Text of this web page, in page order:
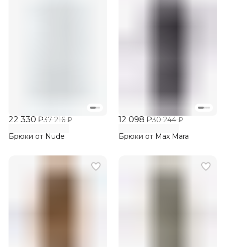
22 330 ₽37 216 ₽
Брюки от Nude
12 098 ₽30 244 ₽
Брюки от Max Mara